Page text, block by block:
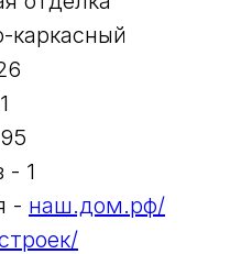
- 1
- наш.дом.рф/